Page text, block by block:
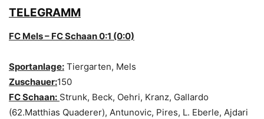
TELEGRAMM
FC Mels – FC Schaan 0:1 (0:0)
Sportanlage: Tiergarten, Mels
Zuschauer:150
FC Schaan: Strunk, Beck, Oehri, Kranz, Gallardo
(62.Matthias Quaderer), Antunovic, Pires, L. Eberle, Ajdari